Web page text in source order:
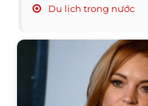
Du lịch trong nước